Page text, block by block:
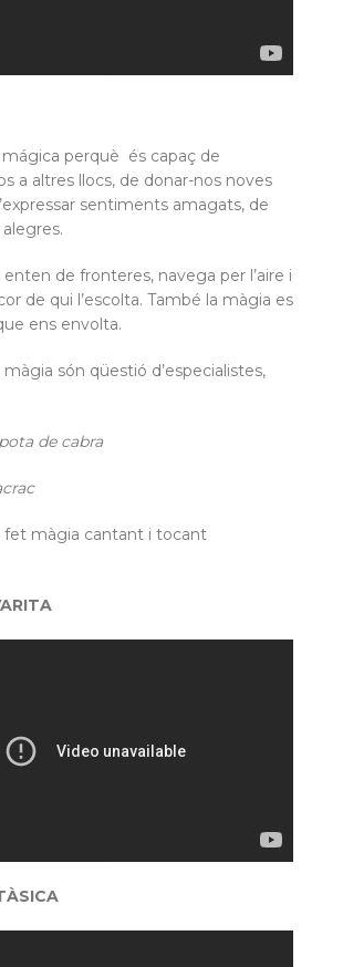
mágica perquè és capaç de
a altres llocs, de donar-nos noves
sentiments amagats, de
de fronteres, navega per l’aire i
de qui l’escolta. També la màgia es
ens envolta.
màgia són qüestió d’especialistes,
de cabra
fet màgia cantant i tocant